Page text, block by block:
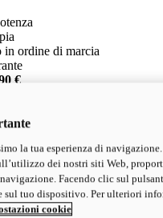
in ordine di marcia
€
in ordine di marcia
la tua esperienza di
dei nostri siti Web,
Facendo clic sul
tuo dispositivo. Per ulteriori
cookie